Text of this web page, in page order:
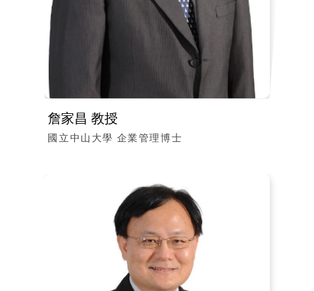
詹家昌 教授
國立中山大學 企業管理博士